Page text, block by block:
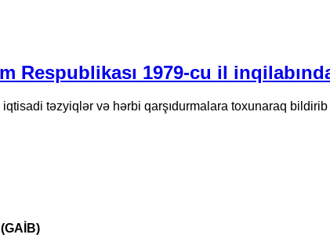
Respublikası 1979-cu il
təzyiqlər və hərbi qarşıdurmalara toxunaraq